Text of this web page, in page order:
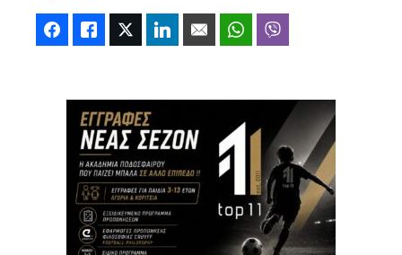
FacebookLike Twitter LinkedIn Email WhatsApp